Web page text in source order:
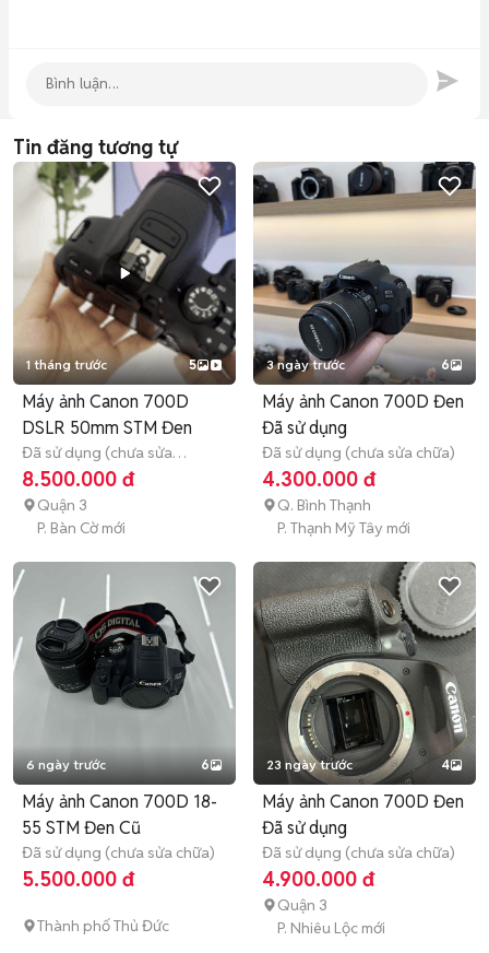
Tin đăng tương tự
1 tháng trước 5
Máy ảnh Canon 700D
DSLR 50mm STM Đen
Đã sử dụng (chưa sửa
chữa) 4-6 tháng
8.500.000 đ
Quận 3
P. Bàn Cờ mới
3 ngày trước 6
Máy ảnh Canon 700D Đen
Đã sử dụng
Đã sử dụng (chưa sửa chữa)
4.300.000 đ
Q. Bình Thạnh
P. Thạnh Mỹ Tây mới
6 ngày trước 6
Máy ảnh Canon 700D 18-
55 STM Đen Cũ
Đã sử dụng (chưa sửa chữa)
5.500.000 đ
Thành phố Thủ Đức
23 ngày trước 4
Máy ảnh Canon 700D Đen
Đã sử dụng
Đã sử dụng (chưa sửa chữa)
4.900.000 đ
Quận 3
P. Nhiêu Lộc mới